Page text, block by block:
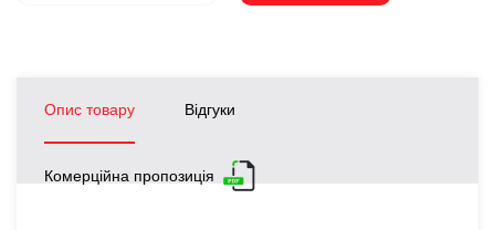
Опис товару Відгуки
Комерційна пропозиція